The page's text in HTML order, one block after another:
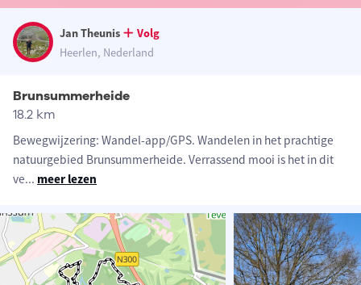
Jan Theunis
Volg
Heerlen, Nederland
Brunsummerheide
18.2 km
Bewegwijzering: Wandel-app/GPS. Wandelen in het prachtige
natuurgebied Brunsummerheide. Verrassend mooi is het in dit
ve... meer lezen